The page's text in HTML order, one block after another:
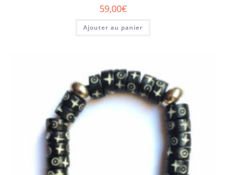
59,00€
Ajouter au panier